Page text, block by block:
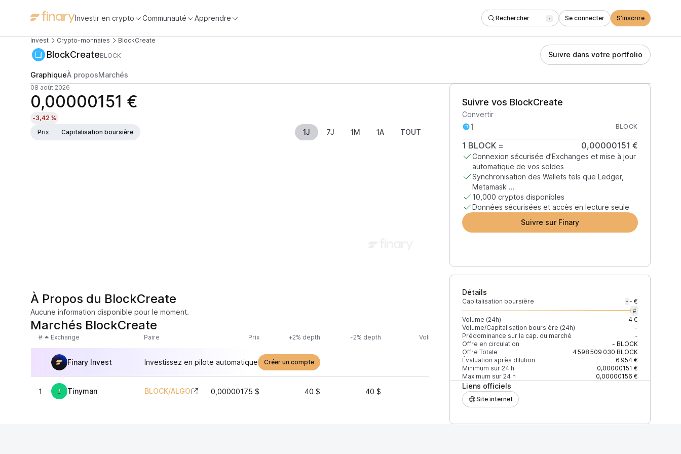
Investir en crypto Communauté Apprendre Rechercher / Se connecter S'inscrire
Invest Crypto-monnaies BlockCreate
BlockCreateBLOCK Suivre dans votre portfolio
GraphiqueÀ proposMarchés
08 août 2026
0,00000151 €
-3,42 %
Prix
Capitalisation boursière 1J 7J 1M 1A TOUT
Suivre vos BlockCreate
Convertir
BLOCK
1 BLOCK= 0,00000151 €
Connexion sécurisée d’Exchanges et mise à jour
automatique de vos soldes
Synchronisation des Wallets tels que Ledger,
Metamask ...
10,000 cryptos disponibles
Données sécurisées et accès en lecture seule
Suivre sur Finary
Détails
Capitalisation boursière - - €
#
Volume (24h)
4 €
Volume/Capitalisation boursière (24h)
-
Prédominance sur la cap. du marché
-
Offre en circulation
- BLOCK
Offre Totale
4 598 509 030 BLOCK
Évaluation après dilution
6 954 €
Minimum sur 24 h
0,00000151 €
Maximum sur 24 h
0,00000156 €
Liens officiels
Site internet
À Propos du BlockCreate
Aucune information disponible pour le moment.
Marchés BlockCreate
# Exchange Paire Prix +2% depth -2% depth Volume (24h) % du volume Confiance Mis à jour
Finary Invest Investissez en pilote automatique Créer un compte
1 Tinyman BLOCK/ALGO 0,00000175 $ 40 $ 40 $ 100 %